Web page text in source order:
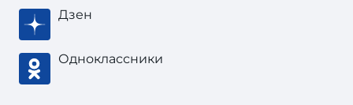
Дзен
Одноклассники